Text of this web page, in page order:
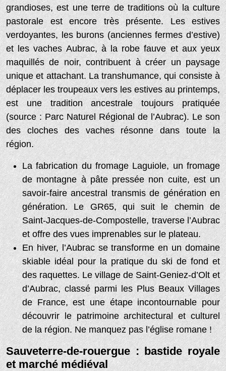
grandioses, est une terre de traditions où la culture
pastorale est encore très présente. Les estives
verdoyantes, les burons (anciennes fermes d’estive)
et les vaches Aubrac, à la robe fauve et aux yeux
maquillés de noir, contribuent à créer un paysage
unique et attachant. La transhumance, qui consiste à
déplacer les troupeaux vers les estives au printemps,
est une tradition ancestrale toujours pratiquée
(source : Parc Naturel Régional de l’Aubrac). Le son
des cloches des vaches résonne dans toute la
région.
La fabrication du fromage Laguiole, un fromage
de montagne à pâte pressée non cuite, est un
savoir-faire ancestral transmis de génération en
génération. Le GR65, qui suit le chemin de
Saint-Jacques-de-Compostelle, traverse l’Aubrac
et offre des vues imprenables sur le plateau.
En hiver, l’Aubrac se transforme en un domaine
skiable idéal pour la pratique du ski de fond et
des raquettes. Le village de Saint-Geniez-d’Olt et
d’Aubrac, classé parmi les Plus Beaux Villages
de France, est une étape incontournable pour
découvrir le patrimoine architectural et culturel
de la région. Ne manquez pas l’église romane !
Sauveterre-de-rouergue : bastide royale
et marché médiéval